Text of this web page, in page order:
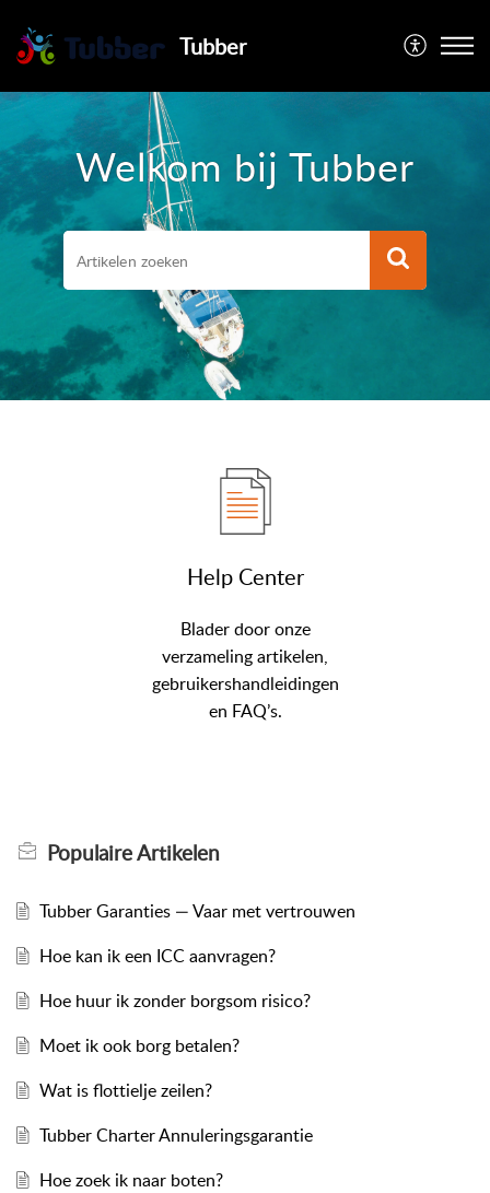
Tubber
Welkom bij Tubber
Help Center
Blader door onze
verzameling artikelen,
gebruikershandleidingen
en FAQ’s.
PopulaireArtikelen
Tubber Garanties — Vaar met vertrouwen
Hoe kan ik een ICC aanvragen?
Hoe huur ik zonder borgsom risico?
Moet ik ook borg betalen?
Wat is flottielje zeilen?
Tubber Charter Annuleringsgarantie
Hoe zoek ik naar boten?